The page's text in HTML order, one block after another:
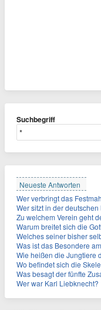
Suchbegriff
Neueste Antworten
Wer sitzt in der
Zu welchem Verein geht der
Warum breitet sich die
Welches seiner bisher selbst genutzten
Was ist das Besondere
Wie heißen die Jungtiere
Wo befindet sich die
Was besagt der fünfte Zusatzartikel der US-
Wer war Karl Liebknecht?